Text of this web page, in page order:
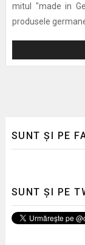
mitul "made in
produsele
SUNT ȘI PE
SUNT ȘI PE